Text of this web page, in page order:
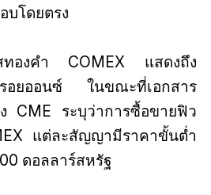
บโดยตรง
สทองคำ COMEX แสดงถึง
ออนซ์ ในขณะที่เอกสาร
CME ระบุว่าการซื้อขายฟิว
แต่ละสัญญามีราคาขั้นต่ำ
ดอลลาร์สหรัฐ